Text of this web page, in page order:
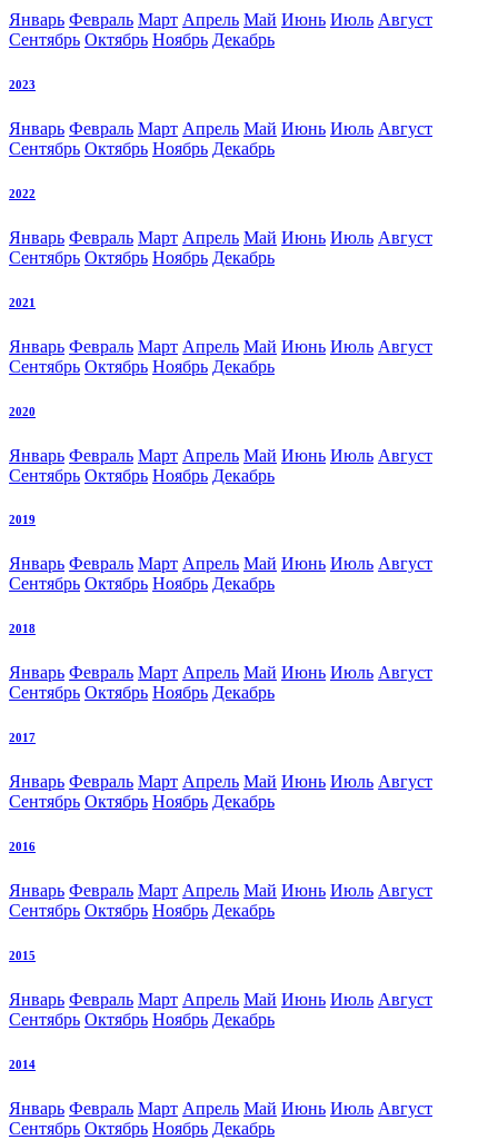
Январь Февраль Март Апрель Май Июнь Июль Август
Сентябрь Октябрь Ноябрь Декабрь
2023
Январь Февраль Март Апрель Май Июнь Июль Август
Сентябрь Октябрь Ноябрь Декабрь
2022
Январь Февраль Март Апрель Май Июнь Июль Август
Сентябрь Октябрь Ноябрь Декабрь
2021
Январь Февраль Март Апрель Май Июнь Июль Август
Сентябрь Октябрь Ноябрь Декабрь
2020
Январь Февраль Март Апрель Май Июнь Июль Август
Сентябрь Октябрь Ноябрь Декабрь
2019
Январь Февраль Март Апрель Май Июнь Июль Август
Сентябрь Октябрь Ноябрь Декабрь
2018
Январь Февраль Март Апрель Май Июнь Июль Август
Сентябрь Октябрь Ноябрь Декабрь
2017
Январь Февраль Март Апрель Май Июнь Июль Август
Сентябрь Октябрь Ноябрь Декабрь
2016
Январь Февраль Март Апрель Май Июнь Июль Август
Сентябрь Октябрь Ноябрь Декабрь
2015
Январь Февраль Март Апрель Май Июнь Июль Август
Сентябрь Октябрь Ноябрь Декабрь
2014
Январь Февраль Март Апрель Май Июнь Июль Август
Сентябрь Октябрь Ноябрь Декабрь